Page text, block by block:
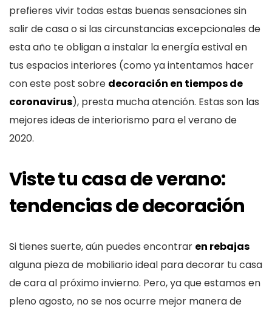
prefieres vivir todas estas buenas sensaciones sin
salir de casa o si las circunstancias excepcionales de
esta año te obligan a instalar la energía estival en
tus espacios interiores (como ya intentamos hacer
con este post sobre decoración en tiempos de
coronavirus), presta mucha atención. Estas son las
mejores ideas de interiorismo para el verano de
2020.
Viste tu casa de verano:
tendencias de decoración
Si tienes suerte, aún puedes encontrar en rebajas
alguna pieza de mobiliario ideal para decorar tu casa
de cara al próximo invierno. Pero, ya que estamos en
pleno agosto, no se nos ocurre mejor manera de